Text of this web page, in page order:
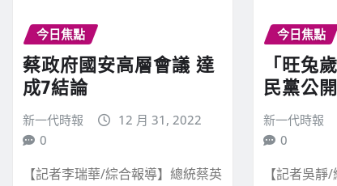
今日焦點
蔡政府國安高層會議 達
成7結論
新一代時報
12 月 31, 2022
0
【記者李瑞華/綜合報導】總統蔡英
今日焦點
「旺兔
民黨公
新一代時報
0
【記者吳